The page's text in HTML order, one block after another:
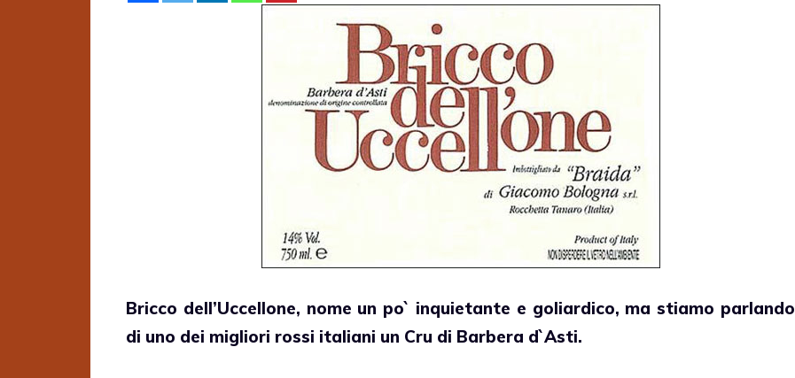
Bricco dell’Uccellone, nome un po` inquietante e goliardico, ma stiamo parlando
di uno dei migliori rossi italiani un Cru di Barbera d`Asti.